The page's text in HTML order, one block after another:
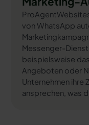
von WhatsApp
Messenger-
beispielsweise
Angeboten oder
Unternehmen ihre
ansprechen, was